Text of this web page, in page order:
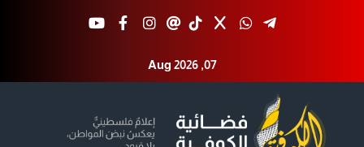
Aug 2026 ,07